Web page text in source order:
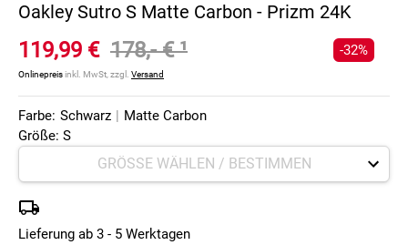
Oakley Sutro S Matte Carbon - Prizm 24K
119,99 € 178,- €¹
Onlinepreisinkl. MwSt, zzgl. Versand
-32%
Farbe: Schwarz | Matte Carbon
Größe: S
Lieferung ab 3 - 5 Werktagen